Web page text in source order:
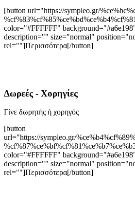
[button url="https://sympleo.gr/
color="#FFFFFF"
description="" size="normal"
rel=""]Περισσότερα[/button]
Δωρεές - Χορηγίες
Γίνε δωρητής ή χορηγός
[button
url="https://sympleo.gr/
color="#FFFFFF"
description="" size="normal"
rel=""]Περισσότερα[/button]